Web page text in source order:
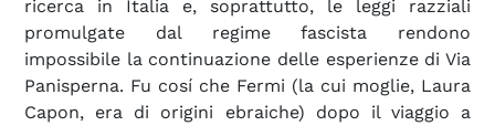
ricerca in Italia e, soprattutto, le leggi razziali
promulgate dal regime fascista rendono
impossibile la continuazione delle esperienze di Via
Panisperna. Fu cosí che Fermi (la cui moglie, Laura
Capon, era di origini ebraiche) dopo il viaggio a